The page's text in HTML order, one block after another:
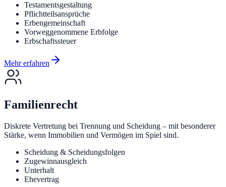
Testamentsgestaltung
Pflichtteilsansprüche
Erbengemeinschaft
Vorweggenommene Erbfolge
Erbschaftssteuer
Mehr erfahren
Familienrecht
Diskrete Vertretung bei Trennung und Scheidung – mit besonderer
Stärke, wenn Immobilien und Vermögen im Spiel sind.
Scheidung & Scheidungsfolgen
Zugewinnausgleich
Unterhalt
Ehevertrag